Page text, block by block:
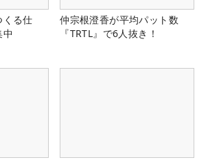
くる仕
中
仲宗根澄香が平均パット数
『TRTL』で6人抜き！